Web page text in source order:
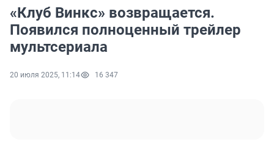
«Клуб Винкс» возвращается.
Появился полноценный трейлер
мультсериала
20 июля 2025, 11:14 16 347